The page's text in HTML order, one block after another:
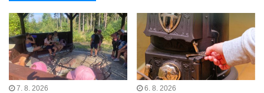
7. 8. 2026 6. 8. 2026